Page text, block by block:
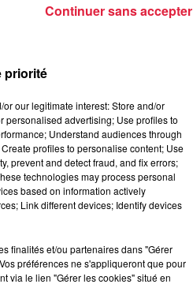
: La Wistub du
Ottrott.
la liste des
priorité
our legitimate interest: Store and/or
personalised advertising; Use profiles to
Understand audiences through
profiles to personalise content; Use
prevent and detect fraud, and fix errors;
technologies may process personal
based on information actively
Link different devices; Identify devices
finalités et/ou partenaires dans "Gérer
préférences ne s'appliqueront que pour
via le lien "Gérer les cookies" situé en
Continuer sans accepter